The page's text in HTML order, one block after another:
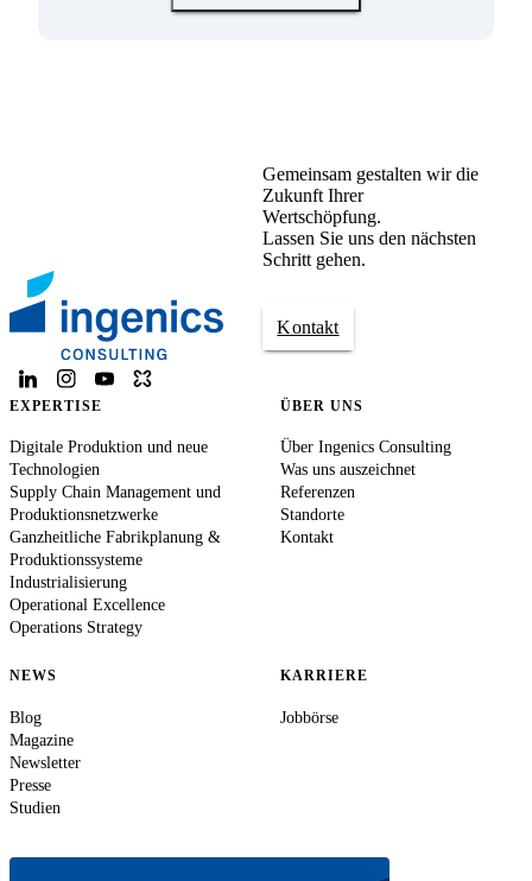
Gemeinsam gestalten wir die
Zukunft Ihrer
Wertschöpfung.
Lassen Sie uns den nächsten
Schritt gehen.
Kontakt
EXPERTISE
Digitale Produktion und neue
Technologien
Supply Chain Management und
Produktionsnetzwerke
Ganzheitliche Fabrikplanung &
Produktionssysteme
Industrialisierung
Operational Excellence
Operations Strategy
ÜBER UNS
Über Ingenics Consulting
Was uns auszeichnet
Referenzen
Standorte
Kontakt
NEWS
Blog
Magazine
Newsletter
Presse
Studien
KARRIERE
Jobbörse